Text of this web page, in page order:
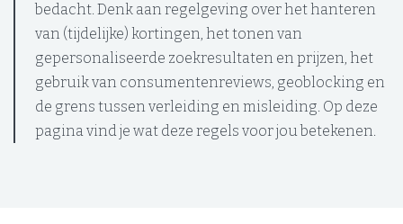
bedacht. Denk aan regelgeving over het hanteren
van (tijdelijke) kortingen, het tonen van
gepersonaliseerde zoekresultaten en prijzen, het
gebruik van consumentenreviews, geoblocking en
de grens tussen verleiding en misleiding. Op deze
pagina vind je wat deze regels voor jou betekenen.